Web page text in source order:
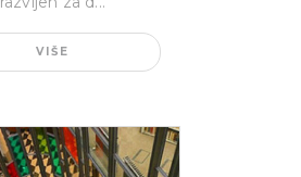
VIŠE